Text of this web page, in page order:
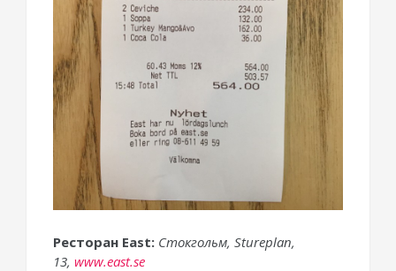
Ресторан East: Стокгольм, Stureplan,
13, www.east.se